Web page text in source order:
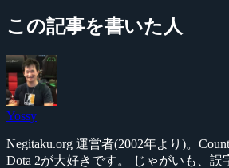
この記事を書いた人
Yossy
Negitaku.org 運営者(2002年より)。
Dota 2が大好きです。 じゃがいも、